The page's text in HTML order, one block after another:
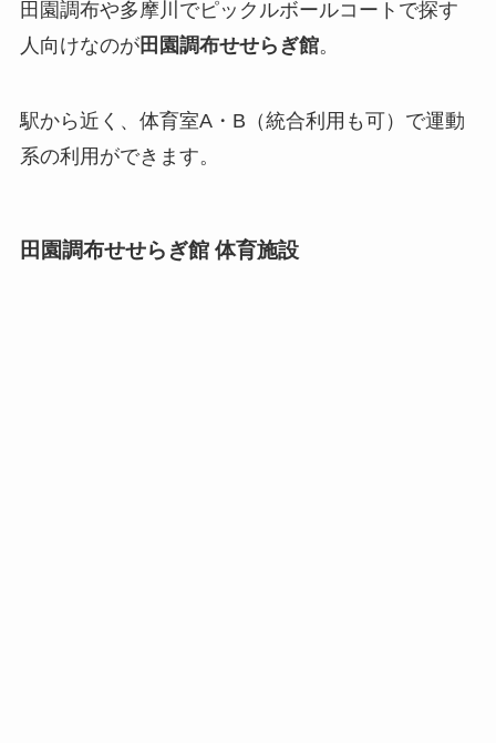
田園調布や多摩川でピックルボールコートで探す
人向けなのが田園調布せせらぎ館。
駅から近く、体育室A・B（統合利用も可）で運動
系の利用ができます。
田園調布せせらぎ館 体育施設